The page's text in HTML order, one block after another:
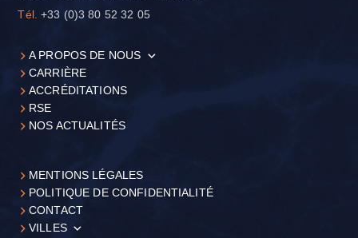
Tél.
+33 (0)3 80 52 32 05
A PROPOS DE NOUS
CARRIÈRE
ACCRÉDITATIONS
RSE
NOS ACTUALITÉS
MENTIONS LÉGALES
POLITIQUE DE CONFIDENTIALITÉ
CONTACT
VILLES